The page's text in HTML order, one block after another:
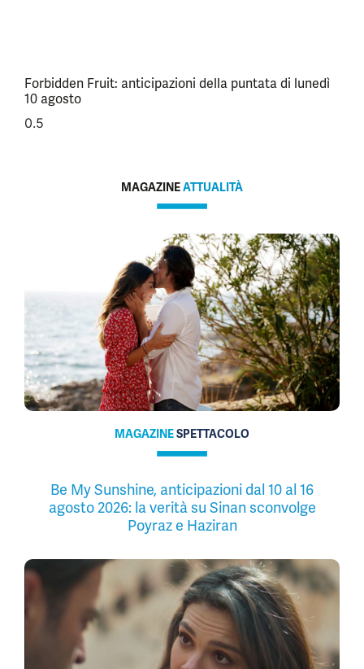
Forbidden Fruit: anticipazioni della puntata di lunedì
10 agosto
MAGAZINEATTUALITÀ
MAGAZINESPETTACOLO
Be My Sunshine, anticipazioni dal 10 al 16
agosto 2026: la verità su Sinan sconvolge
Poyraz e Haziran